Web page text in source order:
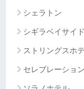
シェラトン
シギラベイサイ
ストリングスホ
セレブレーショ